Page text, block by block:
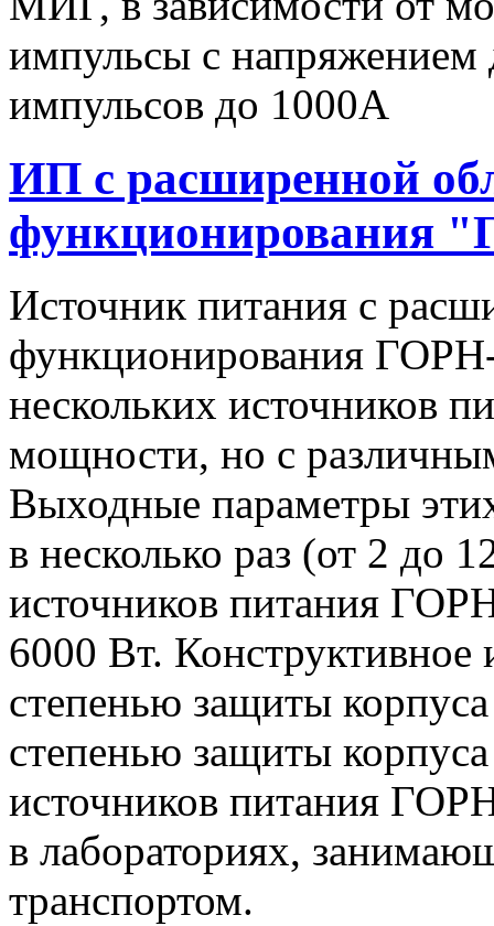
импульсы c
импульсов до 1000А
ИП с расширенной
функционирования
Источник питания с
функционирования
нескольких источников
мощности, но с
Выходные параметры
в несколько раз (от 2 до
источников питания
6000 Вт. Конструктивное
степенью защиты
степенью защиты
источников питания
в лабораториях,
транспортом.